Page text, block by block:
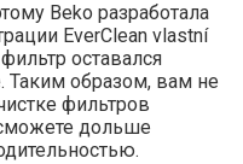
Beko разработала
EverClean vlastní
оставался
образом, вам не
фильтров
дольше